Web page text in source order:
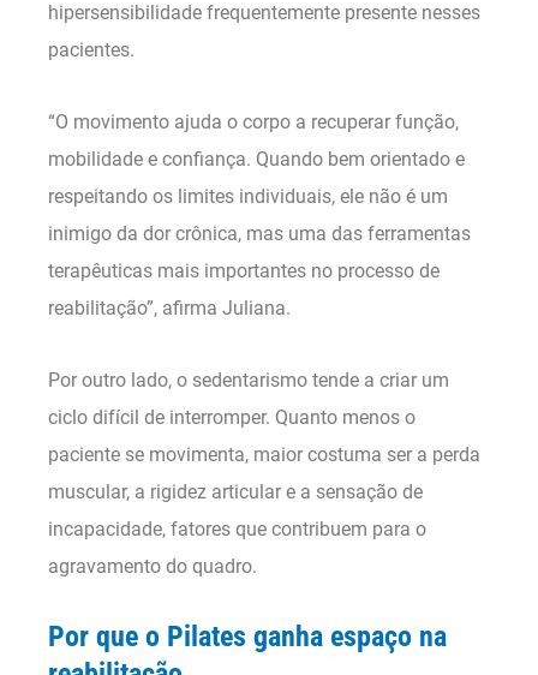
hipersensibilidade frequentemente presente nesses
pacientes.
“O movimento ajuda o corpo a recuperar função,
mobilidade e confiança. Quando bem orientado e
respeitando os limites individuais, ele não é um
inimigo da dor crônica, mas uma das ferramentas
terapêuticas mais importantes no processo de
reabilitação”, afirma Juliana.
Por outro lado, o sedentarismo tende a criar um
ciclo difícil de interromper. Quanto menos o
paciente se movimenta, maior costuma ser a perda
muscular, a rigidez articular e a sensação de
incapacidade, fatores que contribuem para o
agravamento do quadro.
Por que o Pilates ganha espaço na